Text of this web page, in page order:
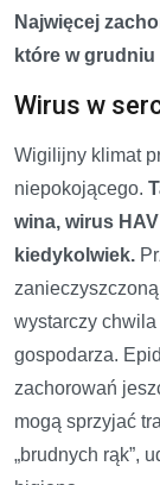
Najwięcej
które w grudniu
Wirus w
Wigilijny klimat
niepokojącego.
wina, wirus
kiedykolwiek.
wystarczy
gospodarza.
zachorowań
mogą sprzyjać
„brudnych rąk”,